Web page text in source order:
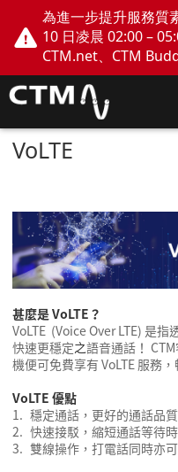
為進一步提升服務質
10 日凌晨 02:00 –
CTM.net、CTM
網上服務將會暫停。
VoLTE
甚麼是VoLTE ？
VoLTE (Voice Over LTE) 是指
快速更穩定之語音通話 ！ CTM
機便可免費享有 VoLTE 服務，
VoLTE 優點
1. 穩定通話，更好的通話品質
2. 快速接駁，縮短通話等待
3. 雙線操作， 打電話同時亦可